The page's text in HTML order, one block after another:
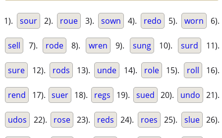
1). sour 2). roue 3). sown 4). redo 5). worn 6).
sell 7). rode 8). wren 9). sung 10). surd 11).
sure 12). rods 13). unde 14). role 15). roll 16).
rend 17). suer 18). regs 19). sued 20). undo 21).
udos 22). rose 23). reds 24). roes 25). slue 26).